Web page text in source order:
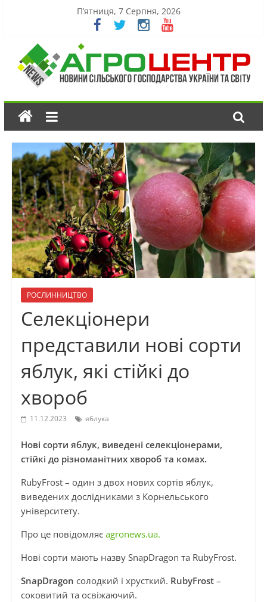
П’ятниця, 7 Серпня, 2026
РОСЛИННИЦТВО
Селекціонери
представили нові сорти
яблук, які стійкі до
хвороб
11.12.2023 яблука
Нові сорти яблук, виведені селекціонерами,
стійкі до різноманітних хвороб та комах.
RubyFrost – один з двох нових сортів яблук,
виведених дослідниками з Корнельського
університету.
Про це повідомляє agronews.ua.
Нові сорти мають назву SnapDragon та RubyFrost.
SnapDragon солодкий і хрусткий. RubyFrost–
соковитий та освіжаючий.